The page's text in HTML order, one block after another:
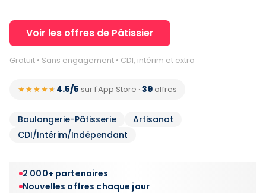
Voir les offres de Pâtissier
Gratuit • Sans engagement • CDI, intérim et extra
★★★★★
★★★★★ 4.5/5 sur l'App Store · 39 offres
Boulangerie-Pâtisserie
Artisanat
CDI/Intérim/Indépendant
2 000+ partenaires
Nouvelles offres chaque jour